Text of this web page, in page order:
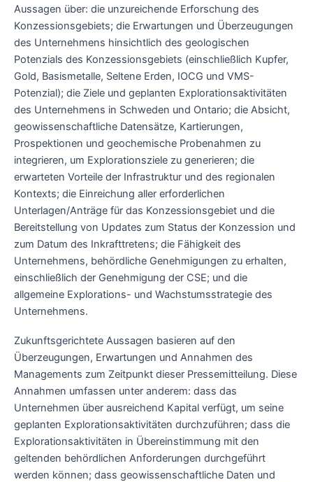
Aussagen über: die unzureichende Erforschung des
Konzessionsgebiets; die Erwartungen und Überzeugungen
des Unternehmens hinsichtlich des geologischen
Potenzials des Konzessionsgebiets (einschließlich Kupfer,
Gold, Basismetalle, Seltene Erden, IOCG und VMS-
Potenzial); die Ziele und geplanten Explorationsaktivitäten
des Unternehmens in Schweden und Ontario; die Absicht,
geowissenschaftliche Datensätze, Kartierungen,
Prospektionen und geochemische Probenahmen zu
integrieren, um Explorationsziele zu generieren; die
erwarteten Vorteile der Infrastruktur und des regionalen
Kontexts; die Einreichung aller erforderlichen
Unterlagen/Anträge für das Konzessionsgebiet und die
Bereitstellung von Updates zum Status der Konzession und
zum Datum des Inkrafttretens; die Fähigkeit des
Unternehmens, behördliche Genehmigungen zu erhalten,
einschließlich der Genehmigung der CSE; und die
allgemeine Explorations- und Wachstumsstrategie des
Unternehmens.
Zukunftsgerichtete Aussagen basieren auf den
Überzeugungen, Erwartungen und Annahmen des
Managements zum Zeitpunkt dieser Pressemitteilung. Diese
Annahmen umfassen unter anderem: dass das
Unternehmen über ausreichend Kapital verfügt, um seine
geplanten Explorationsaktivitäten durchzuführen; dass die
Explorationsaktivitäten in Übereinstimmung mit den
geltenden behördlichen Anforderungen durchgeführt
werden können; dass geowissenschaftliche Daten und